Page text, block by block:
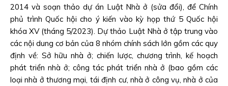
2014 và soạn thảo dự án Luật Nhà ở (sửa đổi), để Chính
phủ trình Quốc hội cho ý kiến vào kỳ họp thứ 5 Quốc hội
khóa XV (tháng 5/2023). Dự thảo Luật Nhà ở tập trung vào
các nội dung cơ bản của 8 nhóm chính sách lớn gồm các quy
định về: Sở hữu nhà ở; chiến lược, chương trình, kế hoạch
phát triển nhà ở; công tác phát triển nhà ở (bao gồm các
loại nhà ở thương mại, tái định cư, nhà ở công vụ, nhà ở của